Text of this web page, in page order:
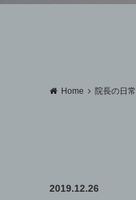
Home 院長の日常
2019.12.26